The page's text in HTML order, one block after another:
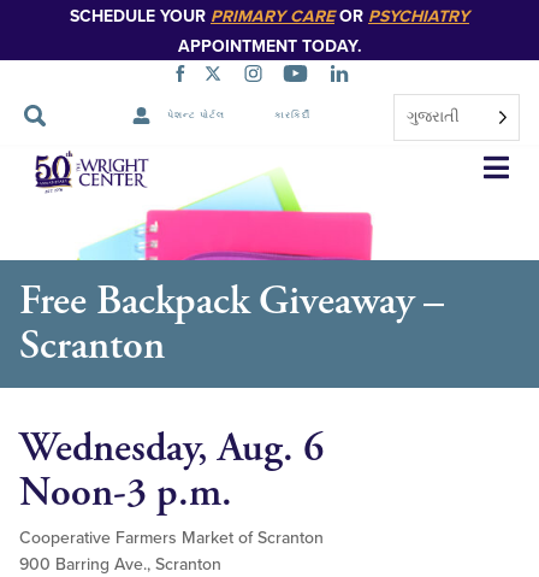
SCHEDULE YOUR PRIMARY CAREOR PSYCHIATRY
APPOINTMENT TODAY.
પેશન્ટ પોર્ટલ કારકિર્દી ગુજરાતી
નેવિગેશન
છોડો
Free Backpack Giveaway –
Scranton
Wednesday, Aug. 6
Noon-3 p.m.
Cooperative Farmers Market of Scranton
900 Barring Ave., Scranton